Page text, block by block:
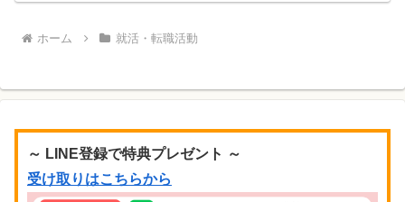
ホーム 就活・転職活動
～ LINE登録で特典プレゼント ～
受け取りはこちらから